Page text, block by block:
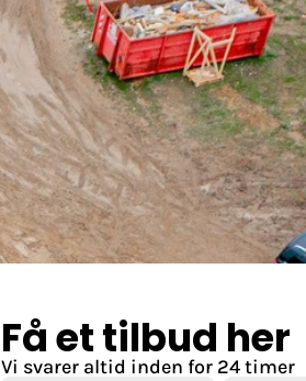
Referencer Kontakt
Få et tilbud her
Vi svarer altid inden for 24 timer